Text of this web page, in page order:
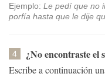
Ejemplo: Le pedí que no
porfía hasta que le dije
4 ¿No encontraste el
Escribe a continuación